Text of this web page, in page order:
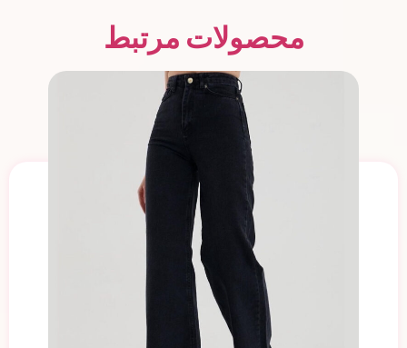
محصولات مرتبط